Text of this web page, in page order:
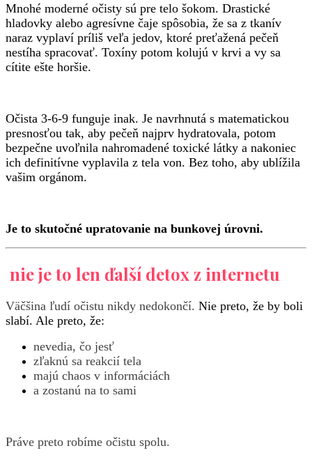
Mnohé moderné očisty sú pre telo šokom. Drastické
hladovky alebo agresívne čaje spôsobia, že sa z tkanív
naraz vyplaví príliš veľa jedov, ktoré preťažená pečeň
nestíha spracovať. Toxíny potom kolujú v krvi a vy sa
cítite ešte horšie.
Očista 3-6-9 funguje inak. Je navrhnutá s matematickou
presnosťou tak, aby pečeň najprv hydratovala, potom
bezpečne uvoľnila nahromadené toxické látky a nakoniec
ich definitívne vyplavila z tela von. Bez toho, aby ublížila
vašim orgánom.
Je to skutočné upratovanie na bunkovej úrovni.
nie je to len ďalší detox z internetu
Väčšina ľudí očistu nikdy nedokončí. Nie preto, že by boli
slabí. Ale preto, že:
nevedia, čo jesť
zľaknú sa reakcií tela
majú chaos v informáciách
a zostanú na to sami
Práve preto robíme očistu spolu.